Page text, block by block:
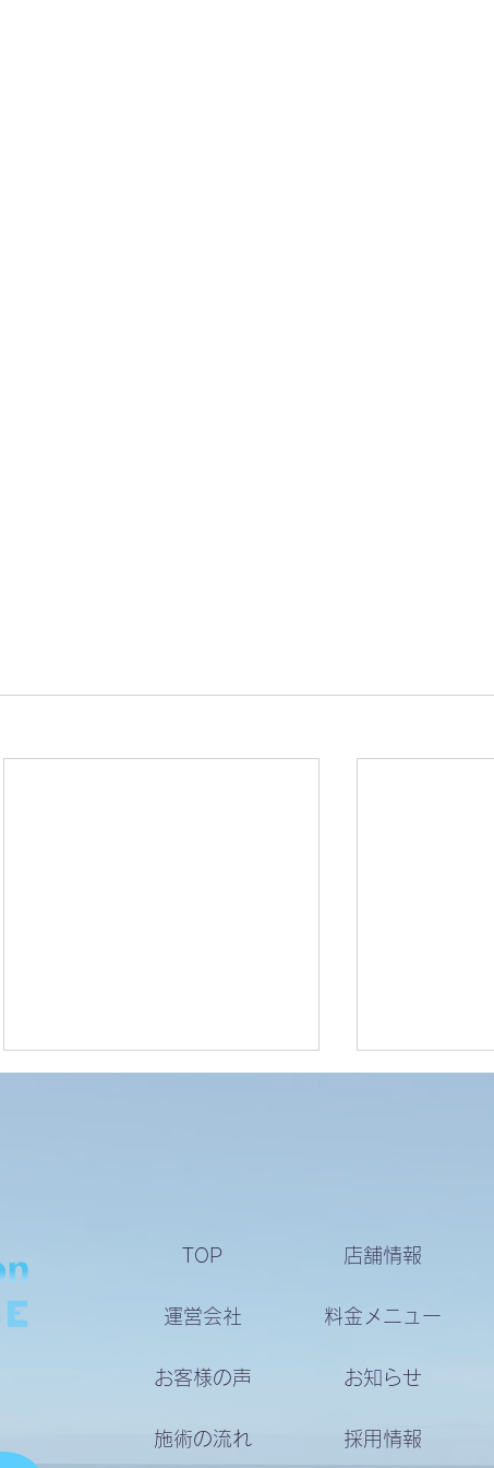
TOP
運営会社
お客様の声
施術の流れ
店舗情報
料金メニュー
お知らせ
採用情報